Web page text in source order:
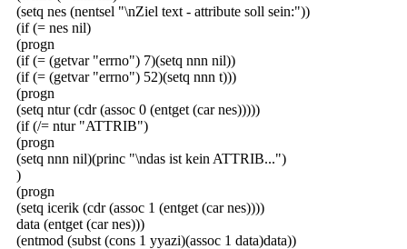
(setq nes (nentsel "\nZiel text - attribute soll sein:"))
(if (= nes nil)
(progn
(if (= (getvar "errno") 7)(setq nnn nil))
(if (= (getvar "errno") 52)(setq nnn t)))
(progn
(setq ntur (cdr (assoc 0 (entget (car nes)))))
(if (/= ntur "ATTRIB")
(progn
(setq nnn nil)(princ "\ndas ist kein ATTRIB...")
)
(progn
(setq icerik (cdr (assoc 1 (entget (car nes))))
data (entget (car nes)))
(entmod (subst (cons 1 yyazi)(assoc 1 data)data))